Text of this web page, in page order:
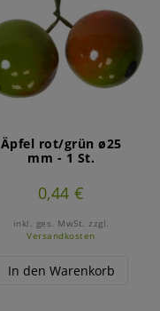
Äpfel rot/grün ø25
mm - 1 St.
0,44 €
inkl. ges. MwSt. zzgl.
Versandkosten
In den Warenkorb